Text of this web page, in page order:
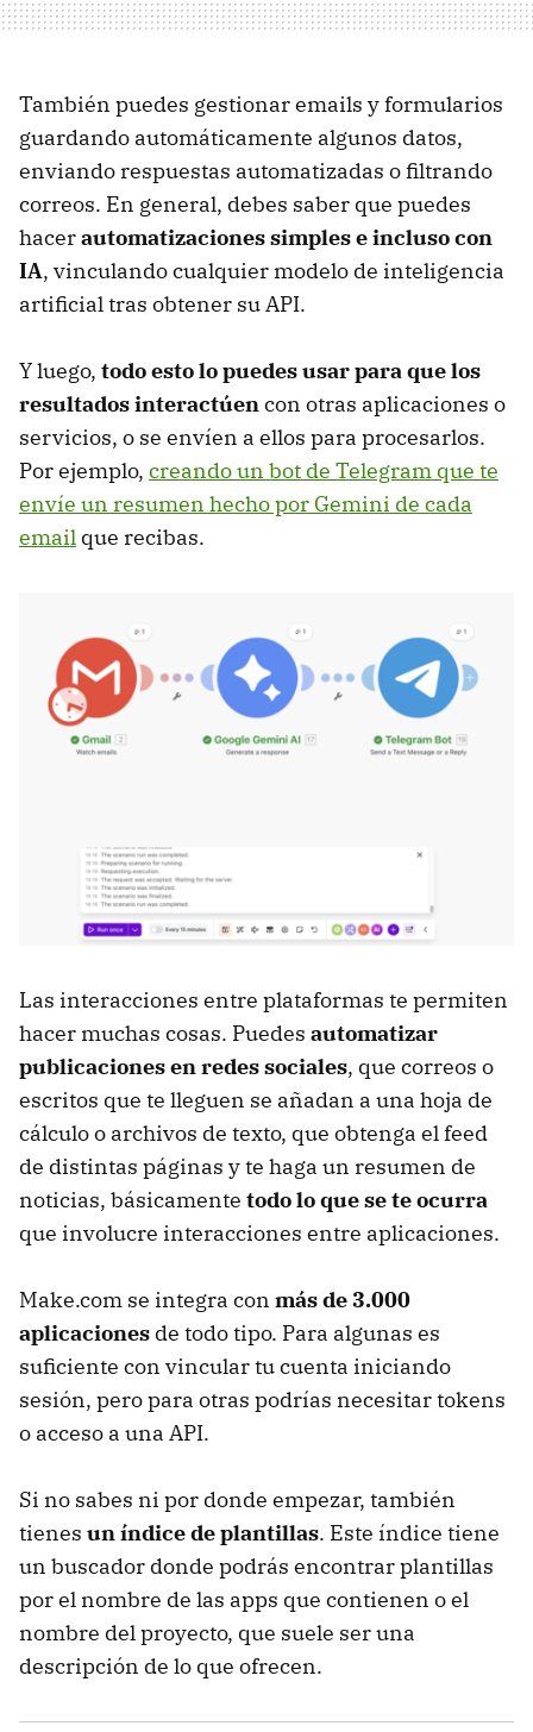
También puedes gestionar emails y formularios
guardando automáticamente algunos datos,
enviando respuestas automatizadas o filtrando
correos. En general, debes saber que puedes
hacerautomatizaciones simples e incluso con
IA, vinculando cualquier modelo de inteligencia
artificial tras obtener su API.
Y luego, todo esto lo puedes usar para que los
resultados interactúen con otras aplicaciones o
servicios, o se envíen a ellos para procesarlos.
Por ejemplo, creando un bot de Telegram que te
envíe un resumen hecho por Gemini de cada
email que recibas.
Las interacciones entre plataformas te permiten
hacer muchas cosas. Puedes automatizar
publicaciones en redes sociales, que correos o
escritos que te lleguen se añadan a una hoja de
cálculo o archivos de texto, que obtenga el feed
de distintas páginas y te haga un resumen de
noticias, básicamente todo lo que se te ocurra
que involucre interacciones entre aplicaciones.
Make.com se integra con más de 3.000
aplicaciones de todo tipo. Para algunas es
suficiente con vincular tu cuenta iniciando
sesión, pero para otras podrías necesitar tokens
o acceso a una API.
Si no sabes ni por donde empezar, también
tienes un índice de plantillas. Este índice tiene
un buscador donde podrás encontrar plantillas
por el nombre de las apps que contienen o el
nombre del proyecto, que suele ser una
descripción de lo que ofrecen.